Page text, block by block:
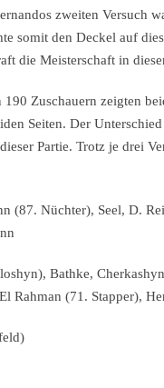
zweiten Versuch
somit den Deckel auf
die Meisterschaft in
Zuschauern zeigten
Seiten. Der
Partie. Trotz je drei
(87. Nüchter), Seel, D.
Bathke,
Rahman (71. Stapper),